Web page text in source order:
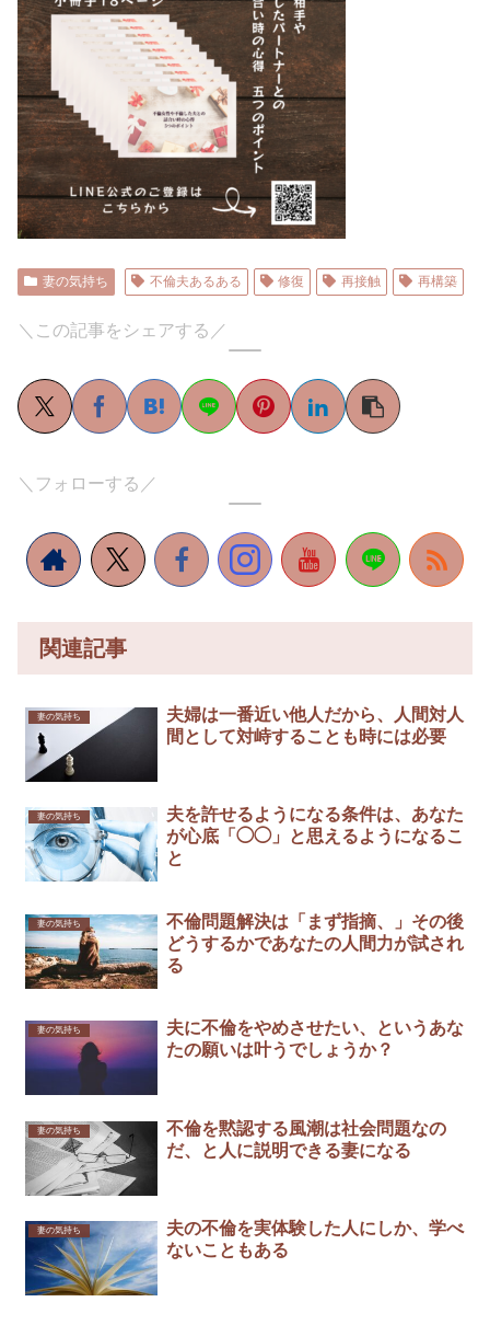
妻の気持ち 不倫夫あるある 修復 再接触 再構築
＼この記事をシェアする／
＼フォローする／
関連記事
妻の気持ち
夫婦は一番近い他人だから、人間対人
間として対峙することも時には必要
妻の気持ち
夫を許せるようになる条件は、あなた
が心底「◯◯」と思えるようになるこ
と
妻の気持ち
不倫問題解決は「まず指摘、」その後
どうするかであなたの人間力が試され
る
妻の気持ち
夫に不倫をやめさせたい、というあな
たの願いは叶うでしょうか？
妻の気持ち
不倫を黙認する風潮は社会問題なの
だ、と人に説明できる妻になる
妻の気持ち
夫の不倫を実体験した人にしか、学べ
ないこともある